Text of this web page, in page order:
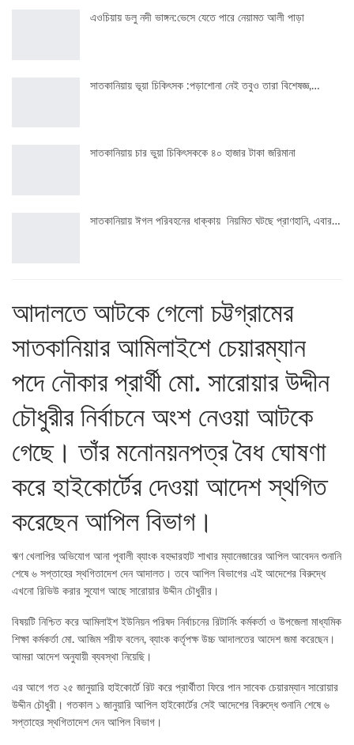
এওচিয়ায় ডলু নদী ভাঙ্গন:ভেসে যেতে পারে নেয়ামত আলী পাড়া
সাতকানিয়ায় ভূয়া চিকিৎসক :পড়াশোনা নেই তবুও তারা বিশেষজ্ঞ,…
সাতকানিয়ায় চার ভুয়া চিকিৎসককে ৪০ হাজার টাকা জরিমানা
সাতকানিয়ায় ঈগল পরিবহনের ধাক্কায় নিয়মিত ঘটছে প্রাণহানি, এবার…
আদালতে আটকে গেলো চট্টগ্রামের
সাতকানিয়ার আমিলাইশে চেয়ারম্যান
পদে নৌকার প্রার্থী মো. সারোয়ার উদ্দীন
চৌধুরীর নির্বাচনে অংশ নেওয়া আটকে
গেছে। তাঁর মনোনয়নপত্র বৈধ ঘোষণা
করে হাইকোর্টের দেওয়া আদেশ স্থগিত
করেছেন আপিল বিভাগ।
ঋণ খেলাপির অভিযোগ আনা পূবালী ব্যাংক বহদ্দারহাট শাখার ম্যানেজারের আপিল আবেদন শুনানি
শেষে ৬ সপ্তাহের স্থগিতাদেশ দেন আদালত। তবে আপিল বিভাগের এই আদেশের বিরুদ্ধে
এখনো রিভিউ করার সুযোগ আছে সারোয়ার উদ্দীন চৌধুরীর।
বিষয়টি নিশ্চিত করে আমিলাইশ ইউনিয়ন পরিষদ নির্বাচনের রিটার্নিং কর্মকর্তা ও উপজেলা মাধ্যমিক
শিক্ষা কর্মকর্তা মো. আজিম শরীফ বলেন, ব্যাংক কর্তৃপক্ষ উচ্চ আদালতের আদেশ জমা করেছেন।
আমরা আদেশ অনুযায়ী ব্যবস্থা নিয়েছি।
এর আগে গত ২৫ জানুয়ারি হাইকোর্টে রিট করে প্রার্থীতা ফিরে পান সাবেক চেয়ারম্যান সারোয়ার
উদ্দীন চৌধুরী। গতকাল ১ জানুয়ারি আপিল হাইকোর্টের সেই আদেশের বিরুদ্ধে শুনানি শেষে ৬
সপ্তাহের স্থগিতাদেশ দেন আপিল বিভাগ।